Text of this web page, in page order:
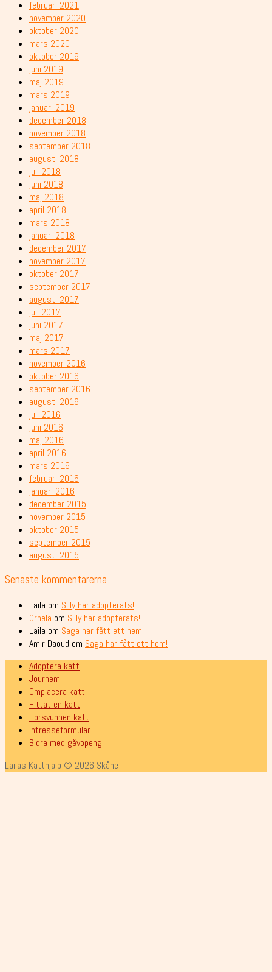
februari 2021
november 2020
oktober 2020
mars 2020
oktober 2019
juni 2019
maj 2019
mars 2019
januari 2019
december 2018
november 2018
september 2018
augusti 2018
juli 2018
juni 2018
maj 2018
april 2018
mars 2018
januari 2018
december 2017
november 2017
oktober 2017
september 2017
augusti 2017
juli 2017
juni 2017
maj 2017
mars 2017
november 2016
oktober 2016
september 2016
augusti 2016
juli 2016
juni 2016
maj 2016
april 2016
mars 2016
februari 2016
januari 2016
december 2015
november 2015
oktober 2015
september 2015
augusti 2015
Senaste kommentarerna
Laila om Silly har adopterats!
Ornela om Silly har adopterats!
Laila om Saga har fått ett hem!
Amir Daoud om Saga har fått ett hem!
Adoptera katt
Jourhem
Omplacera katt
Hittat en katt
Försvunnen katt
Intresseformulär
Bidra med gåvopeng
Lailas Katthjälp © 2026 Skåne